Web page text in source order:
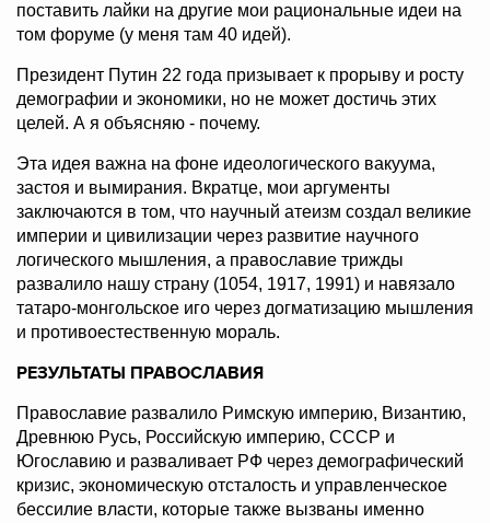
поставить лайки на другие мои рациональные идеи на
том форуме (у меня там 40 идей).
Президент Путин 22 года призывает к прорыву и росту
демографии и экономики, но не может достичь этих
целей. А я объясняю - почему.
Эта идея важна на фоне идеологического вакуума,
застоя и вымирания. Вкратце, мои аргументы
заключаются в том, что научный атеизм создал великие
империи и цивилизации через развитие научного
логического мышления, а православие трижды
развалило нашу страну (1054, 1917, 1991) и навязало
татаро-монгольское иго через догматизацию мышления
и противоестественную мораль.
РЕЗУЛЬТАТЫ ПРАВОСЛАВИЯ
Православие развалило Римскую империю, Византию,
Древнюю Русь, Российскую империю, СССР и
Югославию и разваливает РФ через демографический
кризис, экономическую отсталость и управленческое
бессилие власти, которые также вызваны именно